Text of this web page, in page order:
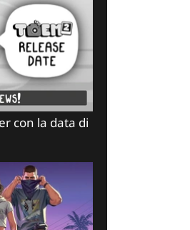
con la data di